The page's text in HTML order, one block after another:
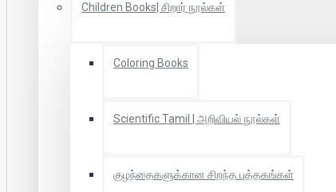
Children Books| சிறார் நூல்கள்
Coloring Books
Scientific Tamil | அறிவியல் நூல்கள்
குழந்தைகளுக்கான சிறந்த புத்தகங்கள்